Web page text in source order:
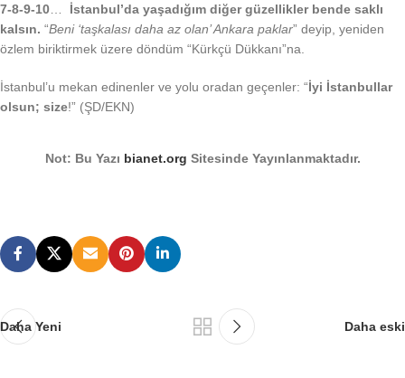
7-8-9-10
İstanbul’da yaşadığım diğer güzellikler bende saklı
kalsın. “Beni ‘taşkalası daha az olan’ Ankara paklar” deyip, yeniden
özlem biriktirmek üzere döndüm “Kürkçü Dükkanı”na.
İstanbul’u mekan edinenler ve yolu oradan geçenler: “İyi İstanbullar
olsun; size!” (ŞD/EKN)
Not: Bu Yazı bianet.org Sitesinde Yayınlanmaktadır.
Daha Yeni Daha eski